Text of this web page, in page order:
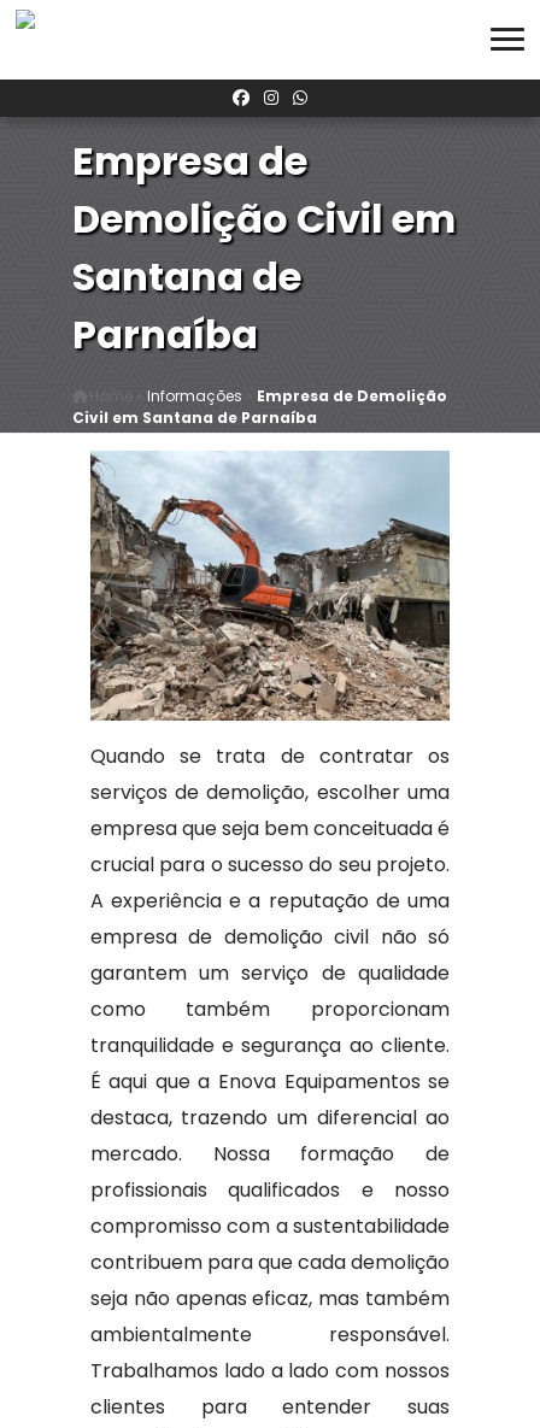
Empresa de
Demolição Civil em
Santana de
Parnaíba
Home Informações
Empresa de Demolição
Civil em Santana de Parnaíba
Quando se trata de contratar os
serviços de demolição, escolher uma
empresa que seja bem conceituada é
crucial para o sucesso do seu projeto.
A experiência e a reputação de uma
empresa de demolição civil não só
garantem um serviço de qualidade
como também proporcionam
tranquilidade e segurança ao cliente.
É aqui que a Enova Equipamentos se
destaca, trazendo um diferencial ao
mercado. Nossa formação de
profissionais qualificados e nosso
compromisso com a sustentabilidade
contribuem para que cada demolição
seja não apenas eficaz, mas também
ambientalmente responsável.
Trabalhamos lado a lado com nossos
clientes para entender suas